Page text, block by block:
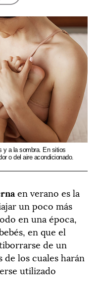
y a la sombra. En sitios
o del aire acondicionado.
en verano es la
un poco más
en una época,
en que el
de un
los cuales harán
utilizado